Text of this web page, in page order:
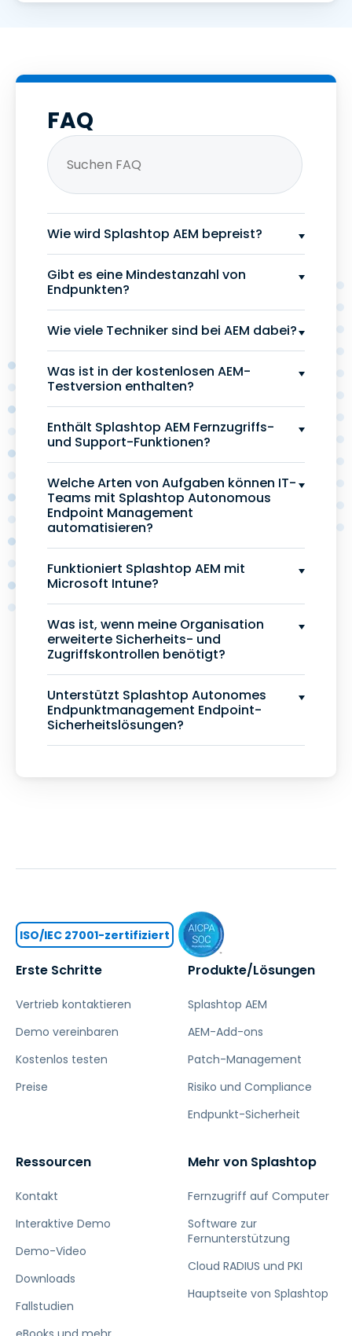
FAQ
Wie wird Splashtop AEM bepreist?
Gibt es eine Mindestanzahl von
Endpunkten?
Wie viele Techniker sind bei AEM dabei?
Was ist in der kostenlosen AEM-
Testversion enthalten?
Enthält Splashtop AEM Fernzugriffs-
und Support-Funktionen?
Welche Arten von Aufgaben können IT-
Teams mit Splashtop Autonomous
Endpoint Management
automatisieren?
Funktioniert Splashtop AEM mit
Microsoft Intune?
Was ist, wenn meine Organisation
erweiterte Sicherheits- und
Zugriffskontrollen benötigt?
Unterstützt Splashtop Autonomes
Endpunktmanagement Endpoint-
Sicherheitslösungen?
Erste Schritte
Vertrieb kontaktieren
Demo vereinbaren
Kostenlos testen
Preise
Produkte/Lösungen
Splashtop AEM
AEM-Add-ons
Patch-Management
Risiko und Compliance
Endpunkt-Sicherheit
Ressourcen
Kontakt
Interaktive Demo
Demo-Video
Downloads
Fallstudien
Mehr von Splashtop
Fernzugriff auf Computer
Software zur
Fernunterstützung
Cloud RADIUS und PKI
Hauptseite von Splashtop
ISO/IEC 27001-zertifiziert